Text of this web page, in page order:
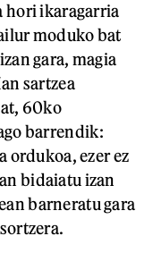
hori ikaragarria
moduko bat
gara, magia
sartzea
60ko
barrendik:
ordukoa, ezer ez
bidaiatu izan
barneratu gara